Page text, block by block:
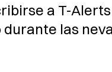
a T-
las